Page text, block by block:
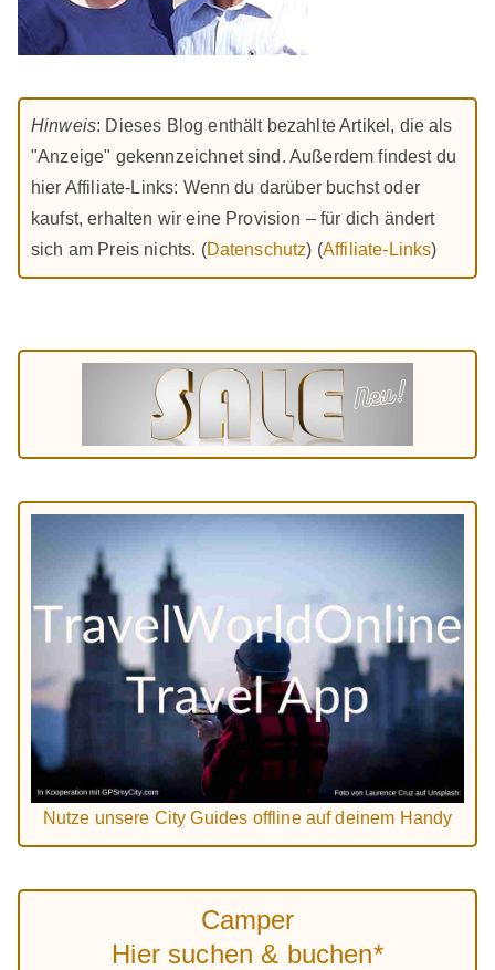
Hinweis: Dieses Blog enthält bezahlte Artikel, die als
"Anzeige" gekennzeichnet sind. Außerdem findest du
hier Affiliate-Links: Wenn du darüber buchst oder
kaufst, erhalten wir eine Provision – für dich ändert
sich am Preis nichts. (Datenschutz) (Affiliate-Links)
Nutze unsere City Guides offline auf deinem Handy
Camper
Hier suchen & buchen*